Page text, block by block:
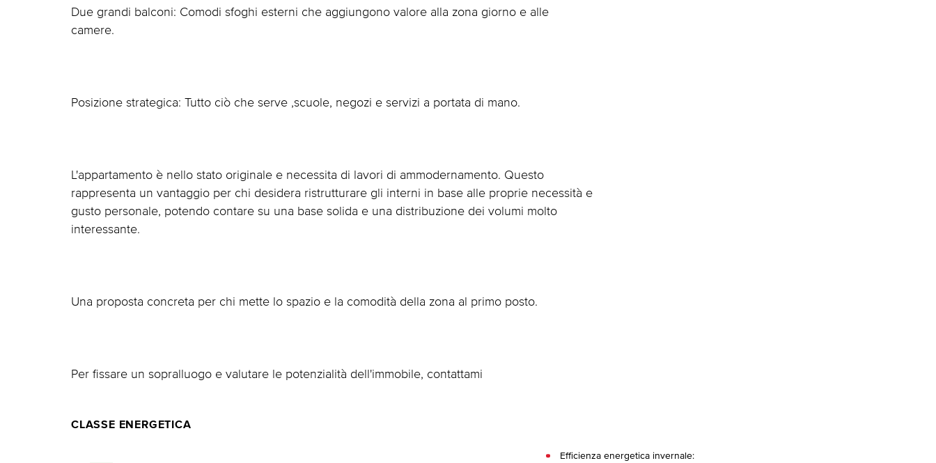
Due grandi balconi: Comodi sfoghi esterni che aggiungono valore alla zona giorno e alle
camere.
Posizione strategica: Tutto ciò che serve ,scuole, negozi e servizi a portata di mano.
L'appartamento è nello stato originale e necessita di lavori di ammodernamento. Questo
rappresenta un vantaggio per chi desidera ristrutturare gli interni in base alle proprie necessità e
gusto personale, potendo contare su una base solida e una distribuzione dei volumi molto
interessante.
Una proposta concreta per chi mette lo spazio e la comodità della zona al primo posto.
Per fissare un sopralluogo e valutare le potenzialità dell'immobile, contattami
CLASSE ENERGETICA
Efficienza energetica invernale: